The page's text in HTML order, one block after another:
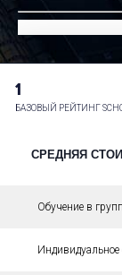
1
БАЗОВЫЙ РЕЙТИНГ
СРЕДНЯЯ
Обучение в
Индивидуальное